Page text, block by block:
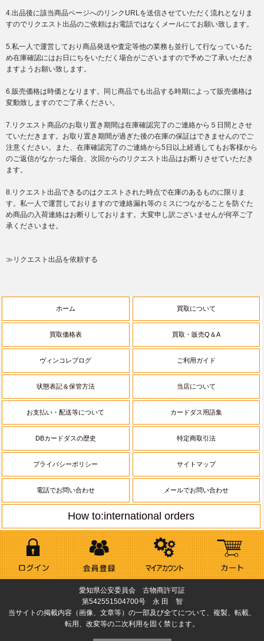
4.出品後に該当商品ページへのリンクURLを送信させていただく流れとなりま
すのでリクエスト出品のご依頼はお電話ではなくメールにてお願い致します。
5.私一人で運営しており商品発送や査定等他の業務も並行して行なっているた
め在庫確認にはお日にちをいただく場合がございますので予めご了承いただき
ますようお願い致します。
6.販売価格は時価となります。同じ商品でも出品する時期によって販売価格は
変動致しますのでご了承ください。
7.リクエスト商品のお取り置き期間は在庫確認完了のご連絡から５日間とさせ
ていただきます。お取り置き期間が過ぎた後の在庫の保証はできませんのでご
注意ください。また、在庫確認完了のご連絡から5日以上経過してもお客様から
のご返信がなかった場合、次回からのリクエスト出品はお断りさせていただき
ます。
8.リクエスト出品できるのはクエストされた時点で在庫のあるものに限りま
す。私一人で運営しておりますので連絡漏れ等のミスにつながることを防ぐた
め商品の入荷連絡はお断りしております。大変申し訳ございませんが何卒ご了
承くださいませ。
≫リクエスト出品を依頼する
ホーム 買取について
買取価格表 買取・販売Q＆A
ヴィンコレブログ ご利用ガイド
状態表記＆保管方法 当店について
お支払い・配送等について カードダス用語集
DBカードダスの歴史 特定商取引法
プライバシーポリシー サイトマップ
電話でお問い合わせ メールでお問い合わせ
How to:international orders
愛知県公安委員会 古物商許可証
第542551504700号 永 田 智
当サイトの掲載内容（画像、文章等）の一部及び全てについて、複製、転載、
転用、改変等の二次利用を固く禁じます。